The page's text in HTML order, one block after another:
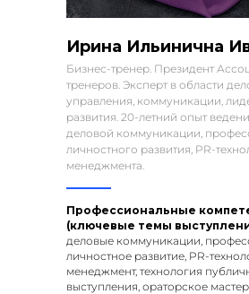
Ирина Ильинична
Бизнес-тренер. Президент
тренеров. Эксперт в области
управления, коммуникации,
развития. 20-летний опыт
деловой коммуникации,
личностного развития, PR-
менеджмента.
Профессиональные
(ключевые темы
деловые коммуникации,
личностное развитие, PR-
менеджмент, технология
выступления, ораторское